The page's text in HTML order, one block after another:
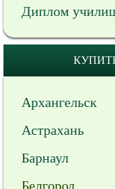
Диплом
Архангельск
Астрахань
Барнаул
Белгород